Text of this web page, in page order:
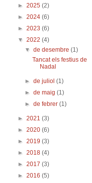
► 2025 (2)
► 2024 (6)
► 2023 (6)
▼ 2022 (4)
▼de desembre(1)
Tancat els festius de
Nadal
►de juliol(1)
►de maig(1)
►de febrer(1)
► 2021 (3)
► 2020 (6)
► 2019 (3)
► 2018 (4)
► 2017 (3)
► 2016 (5)